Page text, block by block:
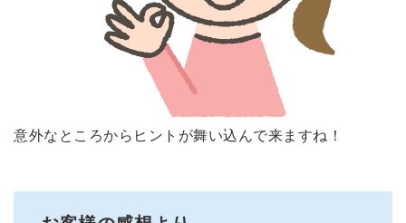
意外なところからヒントが舞い込んで来ますね！